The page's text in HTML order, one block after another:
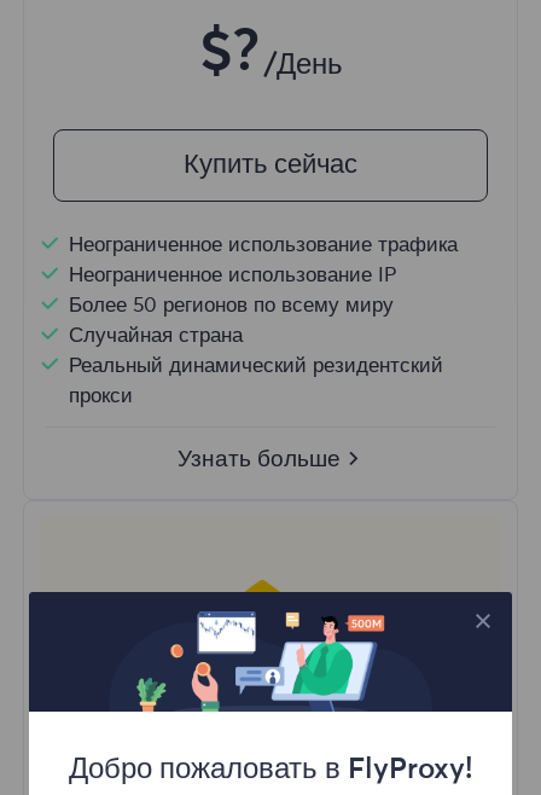
$? /День
Купить сейчас
Неограниченное использование трафика
Неограниченное использование IP
Более 50 регионов по всему миру
Случайная страна
Реальный динамический резидентский
прокси
Узнать больше
Статические резидентные
Стартовая форма
Добро пожаловать в FlyProxy!